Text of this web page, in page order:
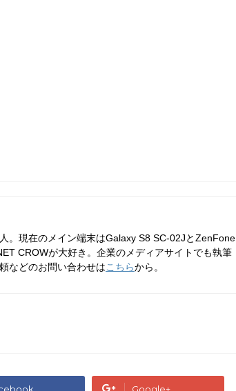
。現在のメイン端末はGalaxy S8 SC-02JとZenFone
CROWが大好き。企業のメディアサイトでも執筆
などのお問い合わせはこちらから。
Google+